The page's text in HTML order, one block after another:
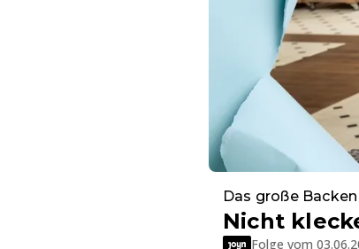
Das große
Nicht
Folge vom